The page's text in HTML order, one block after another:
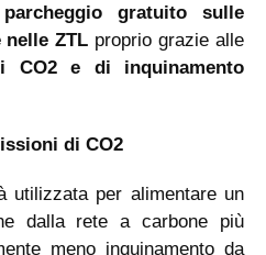
parcheggio gratuito sulle
nelle ZTL proprio grazie alle
CO2 e di inquinamento
di CO2
utilizzata per alimentare un
dalla rete a carbone più
meno inquinamento da